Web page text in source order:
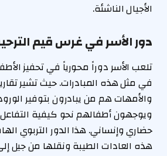
الأجيال الناشئة.
دور الأسر في غرس قيم
تلعب الأسر دوراً محورياً في تحفيز
في مثل هذه المبادرات. حيث تشير تقارير
والأمهات هم من يبادرون بتوفير
ويوجهون أطفالهم نحو كيفية
حضاري وإنساني. هذا الدور التربوي
هذه العادات الطيبة ونقلها من جيل